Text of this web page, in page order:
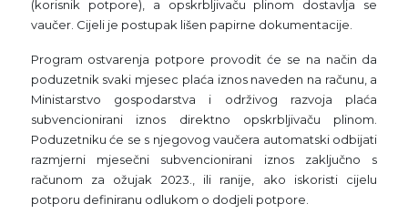
(korisnik potpore), a opskrbljivaču plinom dostavlja se
vaučer. Cijeli je postupak lišen papirne dokumentacije.
Program ostvarenja potpore provodit će se na način da
poduzetnik svaki mjesec plaća iznos naveden na računu, a
Ministarstvo gospodarstva i održivog razvoja plaća
subvencionirani iznos direktno opskrbljivaču plinom.
Poduzetniku će se s njegovog vaučera automatski odbijati
razmjerni mjesečni subvencionirani iznos zaključno s
računom za ožujak 2023., ili ranije, ako iskoristi cijelu
potporu definiranu odlukom o dodjeli potpore.